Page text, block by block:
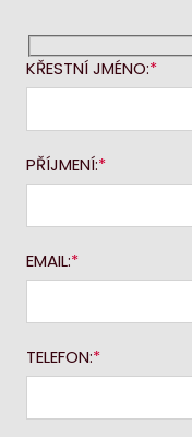
KŘESTNÍ JMÉNO:
PŘÍJMENÍ:
EMAIL:
TELEFON: